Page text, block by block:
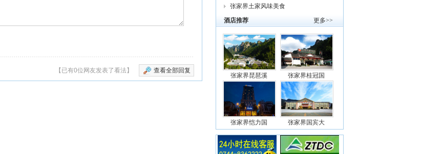
查看全部回复
【已有0位网友发表了看法】
我
张家界土家风味美食
更多>>
酒店推荐
张家界琵琶溪 张家界桂冠国
张家界恺力国 张家界国宾大